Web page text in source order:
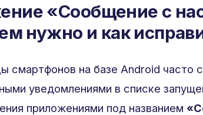
«Сообщение с
нужно и как
смартфонов на базе Android часто
уведомлениями в списке
приложениями под названием